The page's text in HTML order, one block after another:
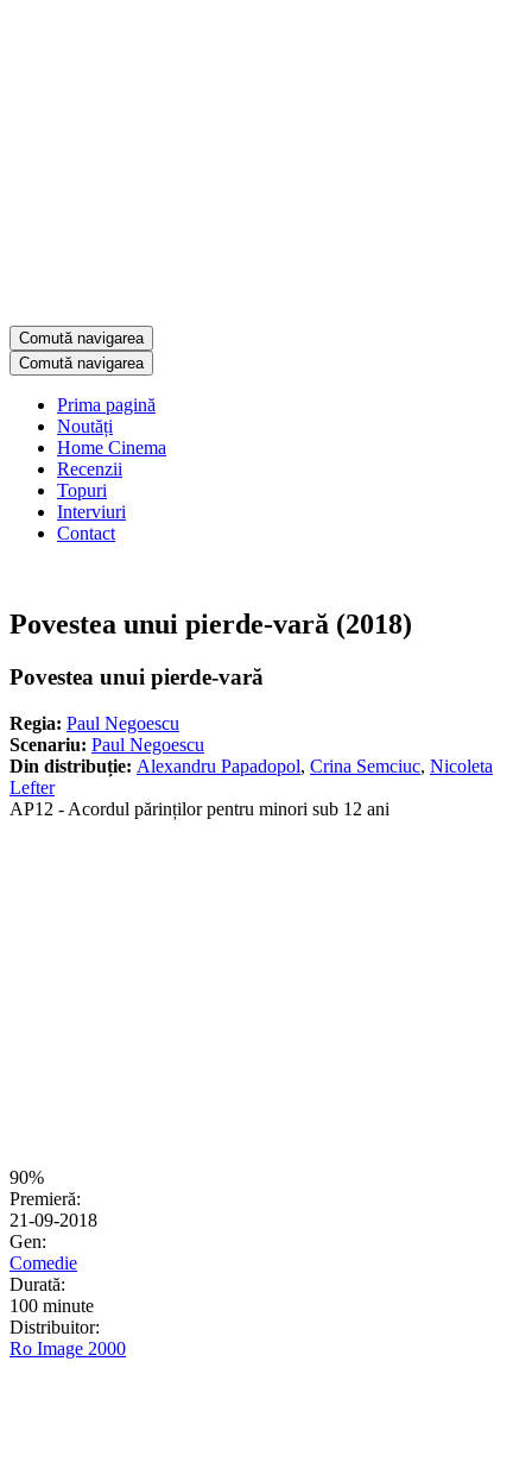
Comută navigarea
Comută navigarea
Prima pagină
Noutăți
Home Cinema
Recenzii
Topuri
Interviuri
Contact
Povestea unui pierde-vară (2018)
Povestea unui pierde-vară
Regia: Paul Negoescu
Scenariu: Paul Negoescu
Din distribuție: Alexandru Papadopol, Crina Semciuc, Nicoleta
Lefter
AP12 - Acordul părinților pentru minori sub 12 ani
90%
Premieră:
21-09-2018
Gen:
Comedie
Durată:
100 minute
Distribuitor:
Ro Image 2000